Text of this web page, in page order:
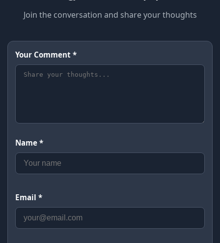
Join the conversation and share your thoughts
Your Comment *
Name *
Email *